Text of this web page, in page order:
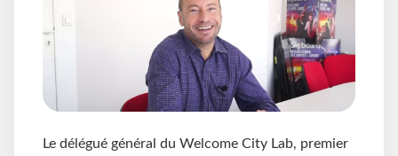
Le délégué général du Welcome City Lab, premier